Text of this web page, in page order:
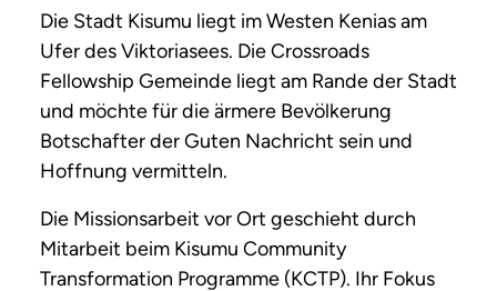
Die Stadt Kisumu liegt im Westen Kenias am
Ufer des Viktoriasees. Die Crossroads
Fellowship Gemeinde liegt am Rande der Stadt
und möchte für die ärmere Bevölkerung
Botschafter der Guten Nachricht sein und
Hoffnung vermitteln.
Die Missionsarbeit vor Ort geschieht durch
Mitarbeit beim Kisumu Community
Transformation Programme (KCTP). Ihr Fokus